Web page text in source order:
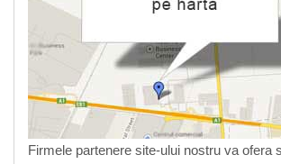
Firmele partenere site-ului nostru va ofera